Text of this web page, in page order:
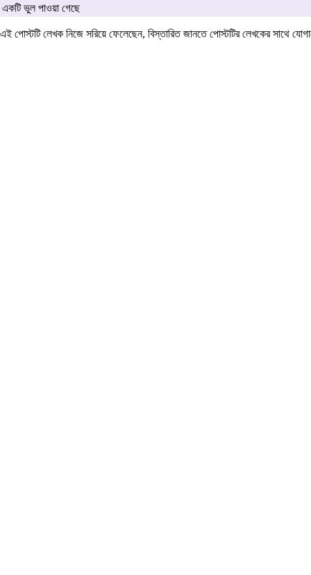
একটি ভুল পাওয়া গেছে
এই পোস্টটি লেখক নিজে সরিয়ে ফেলেছেন, বিস্তারিত জানতে পোস্টটির লেখকের সাথে